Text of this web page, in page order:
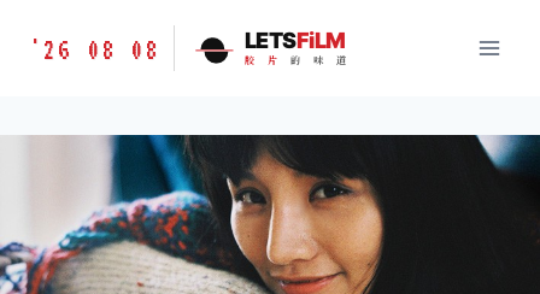
胶
味
LETSFILM
'26 08 08 LETSFiLM
胶 片 的 味 道